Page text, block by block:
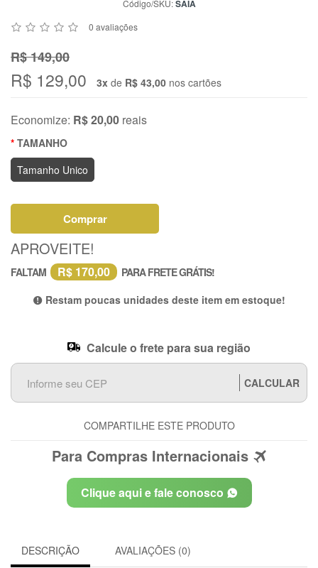
Código/SKU:SAIA
0 avaliações
R$ 149,00
R$ 129,00 3x de R$ 43,00 nos cartões
Economize: R$ 20,00 reais
TAMANHO
Tamanho Unico
Comprar
APROVEITE!
FALTAM R$ 170,00
PARA FRETE GRÁTIS!
Restam poucas unidades deste item em estoque!
Calcule o frete para sua região
CALCULAR
COMPARTILHE ESTE PRODUTO
Para Compras Internacionais
Clique aqui e fale conosco
DESCRIÇÃO AVALIAÇÕES (0)